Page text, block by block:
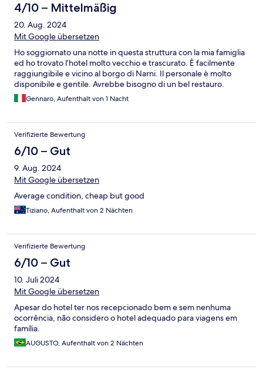
4/10 – Mittelmäßig
20. Aug. 2024
Mit Google übersetzen
Ho soggiornato una notte in questa struttura con la mia famiglia
ed ho trovato l’hotel molto vecchio e trascurato. È facilmente
raggiungibile e vicino al borgo di Narni. Il personale è molto
disponibile e gentile. Avrebbe bisogno di un bel restauro.
Gennaro, Aufenthalt von 1 Nacht
Verifizierte Bewertung
6/10 – Gut
9. Aug. 2024
Mit Google übersetzen
Average condition, cheap but good
Tiziano, Aufenthalt von 2 Nächten
Verifizierte Bewertung
6/10 – Gut
10. Juli 2024
Mit Google übersetzen
Apesar do hotel ter nos recepcionado bem e sem nenhuma
ocorrência, não considero o hotel adequado para viagens em
família.
AUGUSTO, Aufenthalt von 2 Nächten